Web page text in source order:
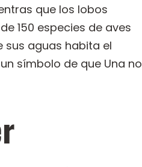
que los lobos
150 especies de aves
sus aguas habita el
símbolo de que Una no